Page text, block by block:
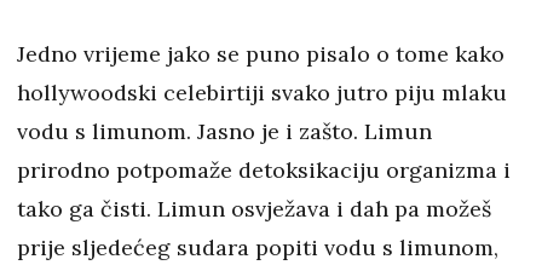
Jedno vrijeme jako se puno pisalo o tome kako
hollywoodski celebirtiji svako jutro piju mlaku
vodu s limunom. Jasno je i zašto. Limun
prirodno potpomaže detoksikaciju organizma i
tako ga čisti. Limun osvježava i dah pa možeš
prije sljedećeg sudara popiti vodu s limunom,